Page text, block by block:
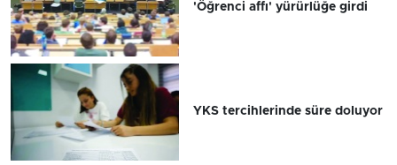
'Öğrenci affı' yürürlüğe girdi
YKS tercihlerinde süre doluyor